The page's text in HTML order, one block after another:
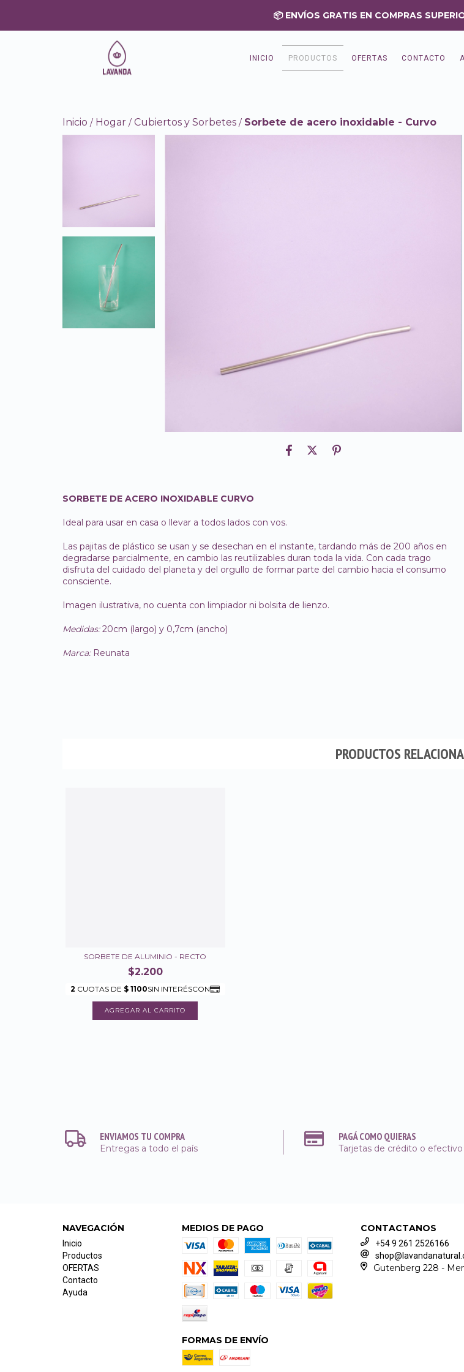
INICIO PRODUCTOS OFERTAS CONTACTO
Inicio / Hogar / Cubiertos y Sorbetes / Sorbete de acero inoxidable - Curvo
SORBETE DE ACERO INOXIDABLE CURVO
Ideal para usar en casa o llevar a todos lados con vos.
Las pajitas de plástico se usan y se desechan en el instante, tardando más de 200 años en
degradarse parcialmente, en cambio las reutilizables duran toda la vida. Con cada trago
disfruta del cuidado del planeta y del orgullo de formar parte del cambio hacia el consumo
consciente.
Imagen ilustrativa, no cuenta con limpiador ni bolsita de lienzo.
Medidas:20cm (largo) y 0,7cm (ancho)
Marca:Reunata
PRODUCTOS
SORBETE DE ALUMINIO - RECTO
$2.200
ENVIAMOS TU COMPRA
Entregas a todo el país
PAGÁ COMO QUIERAS
Tarjetas de crédito o efectivo
NAVEGACIÓN
Inicio
Productos
OFERTAS
Contacto
Ayuda
MEDIOS DE PAGO
FORMAS DE ENVÍO
CONTACTANOS
+54 9 261 2526166
Gutenberg 228 -